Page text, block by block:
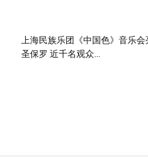
上海民族乐团《中国色》音乐会
圣保罗 近千名观众...